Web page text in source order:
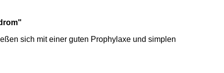
sich mit einer guten Prophylaxe und simplen